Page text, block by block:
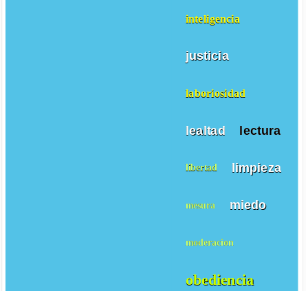
inteligencia
justicia
laboriosidad
lealtad lectura
libertad limpieza
mesura miedo
moderacion
obediencia